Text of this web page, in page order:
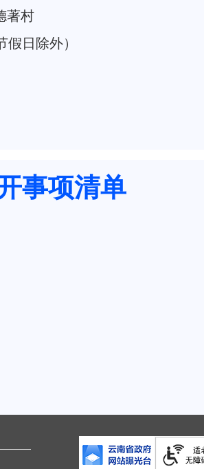
著村
日除外）
事项清单